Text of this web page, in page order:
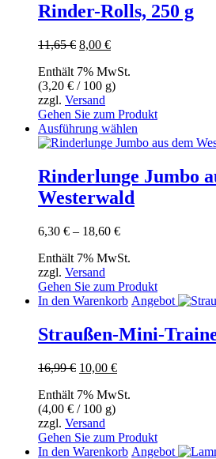
Rinder-Rolls, 250 g
11,65€ Ursprünglicher
war:
11,65 €
8,00 €Aktueller
ist:
8,00 €.
Enthält 7% MwSt.
(3,20 € / 100 g)
zzgl. Versand
Gehen Sie zum Produkt
Ausführung wählen
Produkt
mehrere
Varianten
Produktseite
gewählt
Rinderlunge Jumbo
Westerwald
6,30 € – 18,60 €Preisspanne:
bis
Enthält 7% MwSt.
zzgl. Versand
Gehen Sie zum Produkt
In den Warenkorb Angebot
Straußen-Mini-
16,99€ Ursprünglicher
war:
16,99 €
10,00 €Aktueller
ist:
Enthält 7% MwSt.
(4,00 € / 100 g)
zzgl. Versand
Gehen Sie zum Produkt
In den Warenkorb Angebot